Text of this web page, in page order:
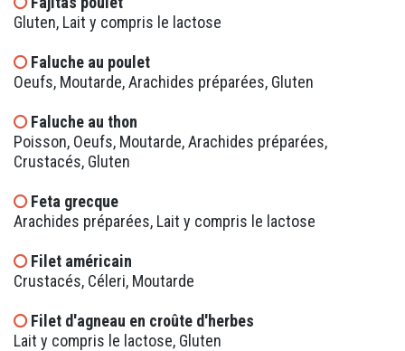
Gluten, Lait y compris le lactose
Faluche au poulet
Oeufs, Moutarde, Arachides préparées, Gluten
Faluche au thon
Poisson, Oeufs, Moutarde, Arachides préparées,
Crustacés, Gluten
Feta grecque
Arachides préparées, Lait y compris le lactose
Filet américain
Crustacés, Céleri, Moutarde
Filet d'agneau en croûte d'herbes
Lait y compris le lactose, Gluten